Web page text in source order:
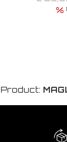
%
Product: